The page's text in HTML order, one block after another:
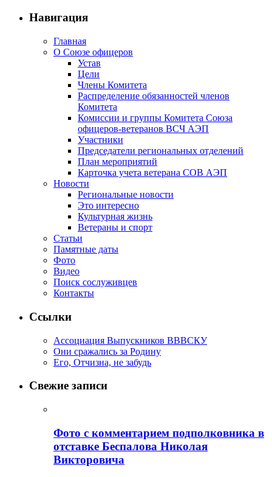
Навигация
Главная
О Союзе офицеров
Устав
Цели
Члены Комитета
Распределение обязанностей членов
Комитета
Комиссии и группы Комитета Союза
офицеров-ветеранов ВСЧ АЭП
Участники
Председатели региональных отделений
План мероприятий
Карточка учета ветерана CОВ АЭП
Новости
Региональные новости
Это интересно
Культурная жизнь
Ветераны и спорт
Статьи
Памятные даты
Фото
Видео
Поиск сослуживцев
Контакты
Ссылки
Ассоциация Выпускников ВВВСКУ
Они сражались за Родину
Его, Отчизна, не забудь
Свежие записи
Фото с комментарием подполковника в
отставке Беспалова Николая
Викторовича